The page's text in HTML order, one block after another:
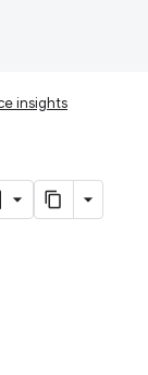
insights